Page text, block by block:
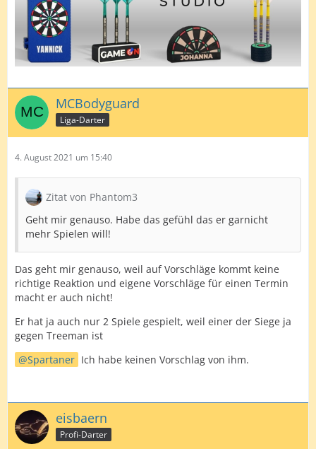
MCBodyguard
Liga-Darter
4. August 2021 um 15:40
Zitat von Phantom3
Geht mir genauso. Habe das gefühl das er garnicht
mehr Spielen will!
Das geht mir genauso, weil auf Vorschläge kommt keine
richtige Reaktion und eigene Vorschläge für einen Termin
macht er auch nicht!
Er hat ja auch nur 2 Spiele gespielt, weil einer der Siege ja
gegen Treeman ist
Spartaner Ich habe keinen Vorschlag von ihm.
eisbaern
Profi-Darter